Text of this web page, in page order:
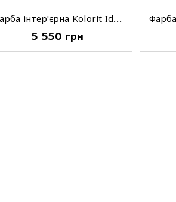
Фарба інтер'єрна Kolorit Idol, матова, A, 9 л
5 550 грн